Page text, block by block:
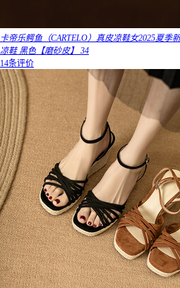
卡帝乐鳄鱼（CARTELO）真皮凉鞋女2025夏季
凉鞋 黑色【磨砂皮】 34
14条评价